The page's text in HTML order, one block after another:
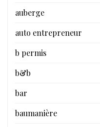
auberge
auto entrepreneur
b permis
b&b
bar
baumanière